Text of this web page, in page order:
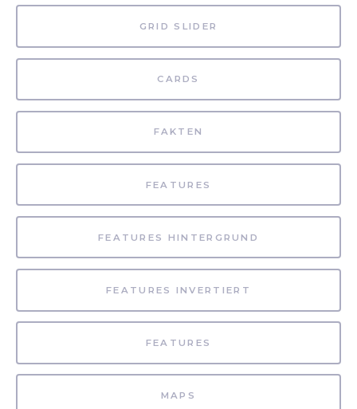
GRID SLIDER
CARDS
FAKTEN
FEATURES
FEATURES HINTERGRUND
FEATURES INVERTIERT
FEATURES
MAPS